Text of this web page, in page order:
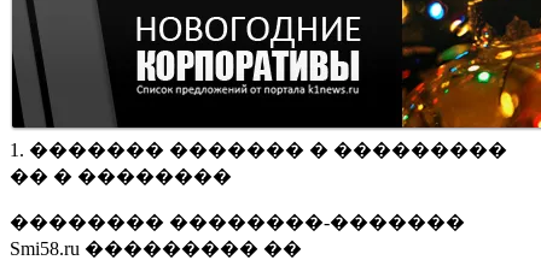
1. ������� ������� � ���������
�� � ��������
�������� ��������-�������
Smi58.ru ��������� ��